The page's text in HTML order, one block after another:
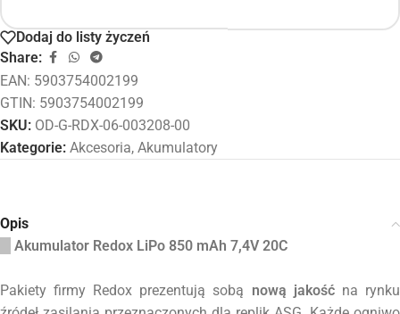
Dodaj do listy życzeń
Share:
EAN: 5903754002199
GTIN: 5903754002199
SKU: OD-G-RDX-06-003208-00
Kategorie: Akcesoria, Akumulatory
Opis
Akumulator Redox LiPo 850 mAh 7,4V 20C
Pakiety firmy Redox prezentują sobą nową jakośćna rynku